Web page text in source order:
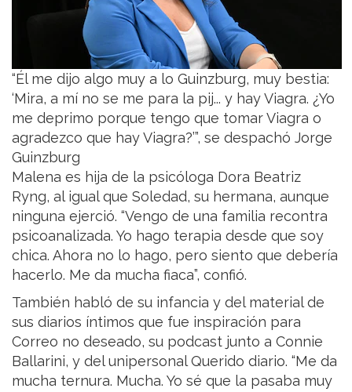
“Él me dijo algo muy a lo Guinzburg, muy bestia:
‘Mira, a mí no se me para la pij... y hay Viagra. ¿Yo
me deprimo porque tengo que tomar Viagra o
agradezco que hay Viagra?’”, se despachó Jorge
Guinzburg
Malena es hija de la psicóloga Dora Beatriz
Ryng, al igual que Soledad, su hermana, aunque
ninguna ejerció. “Vengo de una familia recontra
psicoanalizada. Yo hago terapia desde que soy
chica. Ahora no lo hago, pero siento que debería
hacerlo. Me da mucha fiaca”, confió.
También habló de su infancia y del material de
sus diarios íntimos que fue inspiración para
Correo no deseado, su podcast junto a Connie
Ballarini, y del unipersonal Querido diario. “Me da
mucha ternura. Mucha. Yo sé que la pasaba muy